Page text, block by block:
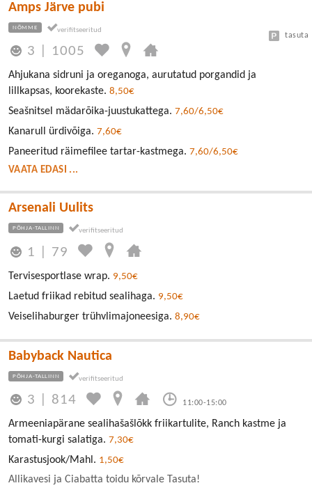
Amps Järve pubi
NÕMME
3 1005
tasuta
Ahjukana sidruni ja oreganoga, aurutatud porgandid ja
lillkapsas, koorekaste. 8,50€
Seašnitsel mädarõika-juustukattega. 7,60/6,50€
Kanarull ürdivõiga. 7,60€
Paneeritud räimefilee tartar-kastmega. 7,60/6,50€
VAATA EDASI ...
Arsenali Uulits
PÕHJA-TALLINN
1 79
Tervisesportlase wrap. 9,50€
Laetud friikad rebitud sealihaga. 9,50€
Veiselihaburger trühvlimajoneesiga. 8,90€
Babyback Nautica
PÕHJA-TALLINN
3 814 11:00-15:00
Armeeniapärane sealihašašlõkk friikartulite, Ranch kastme ja
tomati-kurgi salatiga. 7,30€
Karastusjook/Mahl. 1,50€
Allikavesi ja Ciabatta toidu kõrvale Tasuta!